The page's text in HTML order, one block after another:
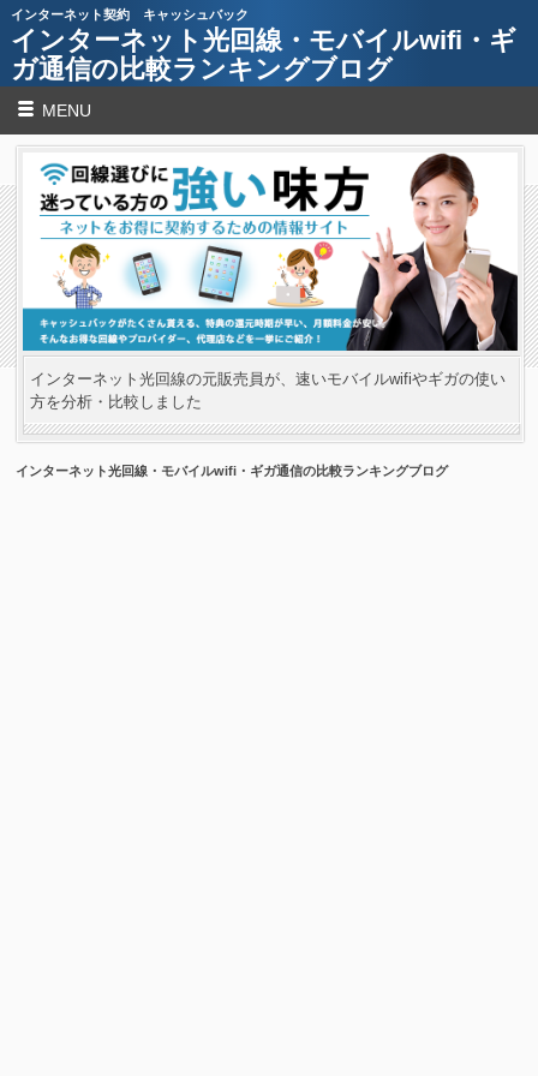
インターネット契約 キャッシュバック
インターネット光回線・モバイルwifi・ギ
ガ通信の比較ランキングブログ
MENU
インターネット光回線の元販売員が、速いモバイルwifiやギガの使い
方を分析・比較しました
インターネット光回線・モバイルwifi・ギガ通信の比較ランキングブログ